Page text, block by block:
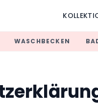
WASCHBECKEN